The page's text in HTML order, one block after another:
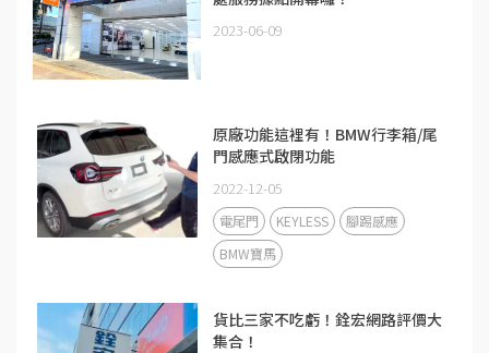
2023-06-09
原廠功能這裡有！BMW行李箱/尾
門感應式啟閉功能
2022-12-05
電尾門 KEYLESS
腳踢感應
BMW寶馬
貨比三家不吃虧！銓宏網路評價大
集合！